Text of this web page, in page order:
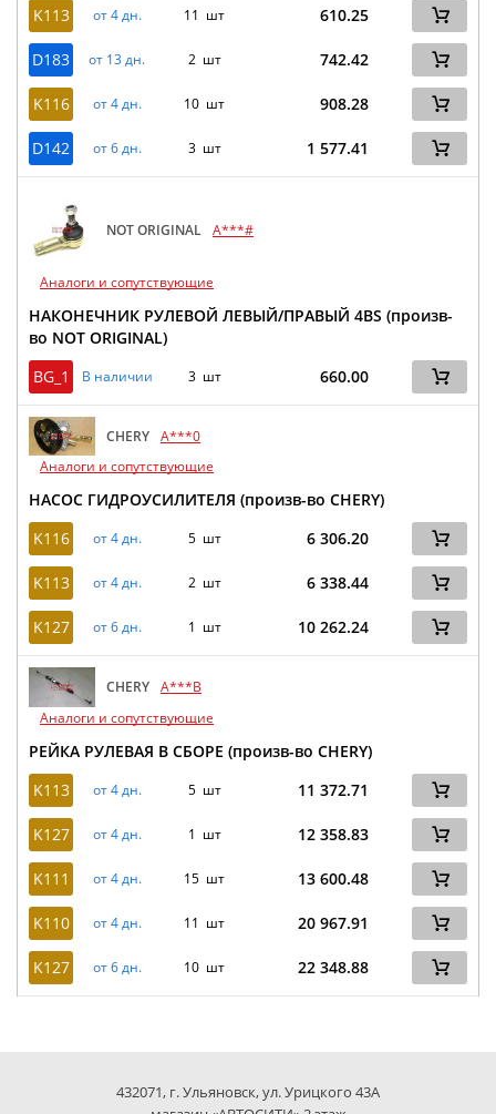
K113 от 4 дн. 11 шт 610.25
D183 от 13 дн. 2 шт 742.42
K116 от 4 дн. 10 шт 908.28
D142 от 6 дн. 3 шт 1 577.41
NOT ORIGINAL A***#
Аналоги и сопутствующие
НАКОНЕЧНИК РУЛЕВОЙ ЛЕВЫЙ/ПРАВЫЙ 4BS (произв-
во NOT ORIGINAL)
BG_1
В наличии 3 шт 660.00
CHERY A***0
Аналоги и сопутствующие
НАСОС ГИДРОУСИЛИТЕЛЯ (произв-во CHERY)
K116
от 4 дн. 5 шт 6 306.20
K113 от 4 дн. 2 шт 6 338.44
K127 от 6 дн. 1 шт 10 262.24
CHERY A***B
Аналоги и сопутствующие
РЕЙКА РУЛЕВАЯ В СБОРЕ (произв-во CHERY)
K113
от 4 дн. 5 шт 11 372.71
K127 от 4 дн. 1 шт 12 358.83
K111 от 4 дн. 15 шт 13 600.48
K110 от 4 дн. 11 шт 20 967.91
K127 от 6 дн. 10 шт 22 348.88
432071, г. Ульяновск, ул. Урицкого 43А